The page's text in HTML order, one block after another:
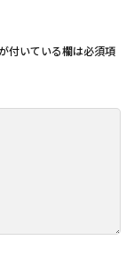
付いている欄は必須項